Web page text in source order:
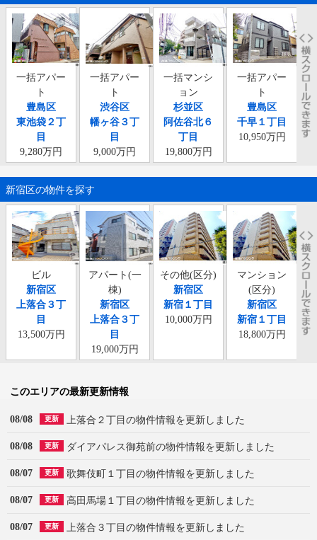
一括アパー
ト
豊島区
東池袋２丁
目
9,280万円
一括アパー
ト
渋谷区
幡ヶ谷３丁
目
9,000万円
一括マンシ
ョン
杉並区
阿佐谷北６
丁目
19,800万円
一括アパー
ト
豊島区
千早１丁目
10,950万円
新宿区の物件を探す
ビル
新宿区
上落合３丁
目
13,500万円
アパート(一
棟)
新宿区
上落合３丁
目
19,000万円
その他(区分)
新宿区
新宿１丁目
10,000万円
マンション
(区分)
新宿区
新宿１丁目
18,800万円
このエリアの最新更新情報
08/08 更新 上落合２丁目の物件情報を更新しました
08/08 更新 ダイアパレス御苑前の物件情報を更新しました
08/07 更新 歌舞伎町１丁目の物件情報を更新しました
08/07 更新 高田馬場１丁目の物件情報を更新しました
08/07 更新 上落合３丁目の物件情報を更新しました